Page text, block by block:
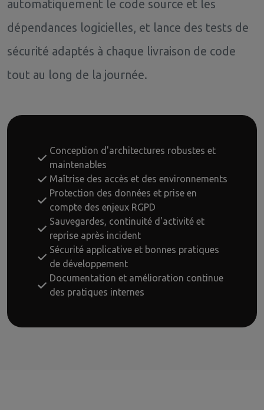
automatiquement le code source et les
dépendances logicielles, et lance des tests de
sécurité adaptés à chaque livraison de code
tout au long de la journée.
Conception d'architectures robustes et
maintenables
Maîtrise des accès et des environnements
Protection des données et prise en
compte des enjeux RGPD
Sauvegardes, continuité d'activité et
reprise après incident
Sécurité applicative et bonnes pratiques
de développement
Documentation et amélioration continue
des pratiques internes